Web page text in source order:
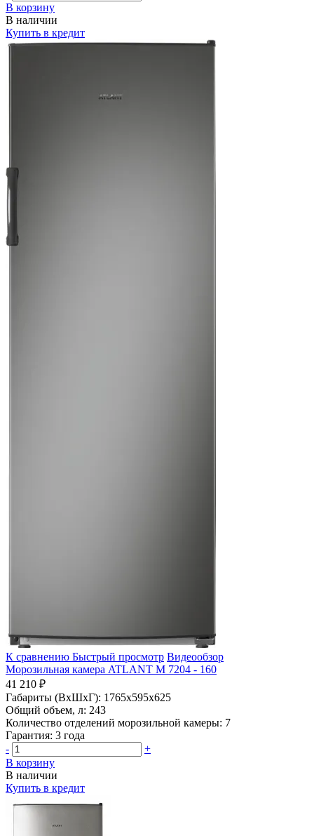
В корзину
В наличии
Купить в кредит
К сравнению Быстрый просмотр Видеообзор
Морозильная камера ATLANT М 7204 - 160
41 210 ₽
Габариты (ВхШхГ): 1765x595x625
Общий объем, л: 243
Количество отделений морозильной камеры: 7
Гарантия: 3 года
-
+
В корзину
В наличии
Купить в кредит